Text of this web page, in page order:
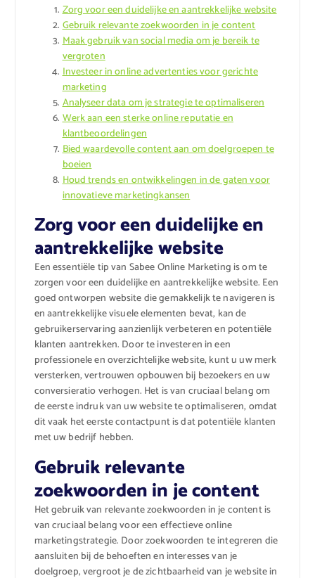
Zorg voor een duidelijke en aantrekkelijke website
Gebruik relevante zoekwoorden in je content
Maak gebruik van social media om je bereik te
vergroten
Investeer in online advertenties voor gerichte
marketing
Analyseer data om je strategie te optimaliseren
Werk aan een sterke online reputatie en
klantbeoordelingen
Bied waardevolle content aan om doelgroepen te
boeien
Houd trends en ontwikkelingen in de gaten voor
innovatieve marketingkansen
Zorg voor een duidelijke en
aantrekkelijke website
Een essentiële tip van Sabee Online Marketing is om te
zorgen voor een duidelijke en aantrekkelijke website. Een
goed ontworpen website die gemakkelijk te navigeren is
en aantrekkelijke visuele elementen bevat, kan de
gebruikerservaring aanzienlijk verbeteren en potentiële
klanten aantrekken. Door te investeren in een
professionele en overzichtelijke website, kunt u uw merk
versterken, vertrouwen opbouwen bij bezoekers en uw
conversieratio verhogen. Het is van cruciaal belang om
de eerste indruk van uw website te optimaliseren, omdat
dit vaak het eerste contactpunt is dat potentiële klanten
met uw bedrijf hebben.
Gebruik relevante
zoekwoorden in je content
Het gebruik van relevante zoekwoorden in je content is
van cruciaal belang voor een effectieve online
marketingstrategie. Door zoekwoorden te integreren die
aansluiten bij de behoeften en interesses van je
doelgroep, vergroot je de zichtbaarheid van je website in